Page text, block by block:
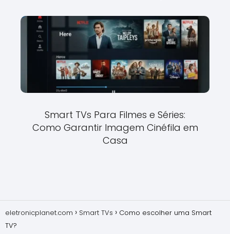
Smart TVs Para Filmes e Séries:
Como Garantir Imagem Cinéfila em
Casa
eletronicplanet.com Smart TVs
Como escolher uma Smart
TV?